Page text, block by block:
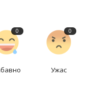
0 0
Ужас
Июль 29, 2026
Экологи и